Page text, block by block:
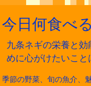
今日何食べ
九条ネギの栄養と
めに心がけたいこと
季節の野菜、旬の魚介、